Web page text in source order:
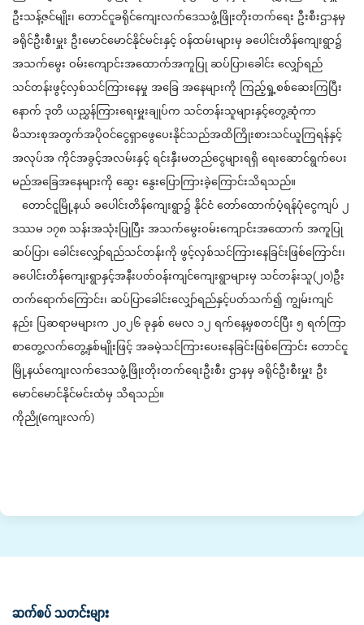
ဦးသန့်ဇင်မျိုး၊ တောင်ငူခရိုင်ကျေးလက်ဒေသဖွံ့ဖြိုးတိုးတက်‌ရေး ဦးစီးဌာနမှ
ခရိုင်ဦးစီးမှူး ဦးမောင်‌မောင်နိုင်မင်းနှင့် ဝန်ထမ်းများမှ ခပေါင်းတိန်ကျေးရွာ၌
အသက်မွေး ဝမ်းကျောင်းအထောက်အကူပြု ဆပ်ပြာ၊ခေါင်း လျှော်ရည်
သင်တန်းဖွင့်လှစ်သင်ကြားနေမှု အခြေ အနေများကို ကြည့်ရှု့စစ်ဆေးကြပြီး
နောက် ဒုတိ ယညွှန်ကြားရေးမှူးချုပ်က သင်တန်းသူများနှင့်တွေ့ဆုံကာ
မိသားစုအတွက်အပိုဝင်ငွေရှာဖွေပေးနိုင်သည်အထိကြိုးစားသင်ယူကြရန်နှင့်
အလုပ်အ ကိုင်အခွင့်အလမ်းနှင့် ရင်းနှီးမတည်ငွေများရရှိ ရေးဆောင်ရွက်ပေး
မည်အခြေအနေများကို ဆွေး နွေးပြောကြားခဲ့ကြောင်းသိရသည်။
တောင်ငူမြို့နယ် ခပေါင်းတိန်ကျေးရွာ၌ နိုင်ငံ တော်ထောက်ပံ့ရန်ပုံငွေကျပ် ၂
ဒဿမ ၁၇၈ သန်းအသုံးပြုပြီး အသက်မွေးဝမ်းကျောင်းအထောက် အကူပြု
ဆပ်ပြာ၊ ခေါင်းလျှော်ရည်သင်တန်းကို ဖွင့်လှစ်သင်ကြားနေခြင်းဖြစ်ကြောင်း၊
ခပေါင်းတိန်ကျေးရွာနှင့်အနီးပတ်ဝန်းကျင်ကျေးရွာများမှ သင်တန်းသူ(၂၀)ဦး
တက်ရောက်ကြောင်း၊ ဆပ်ပြာခေါင်းလျှော်ရည်နှင့်ပတ်သက်၍ ကျွမ်းကျင်
နည်း ပြဆရာမများက ၂၀၂၆ ခုနှစ် မေလ ၁၂ ရက်နေ့မှစတင်ပြီး ၅ ရက်ကြာ
စာတွေ့လက်တွေ့နှစ်မျိုးဖြင့် အခမဲ့သင်ကြား‌ပေးနေခြင်းဖြစ်ကြောင်း တောင်ငူ
မြို့နယ်ကျေးလက်ဒေသဖွံ့ဖြိုးတိုးတက်ရေးဦးစီး ဌာနမှ ခရိုင်ဦးစီးမှူး ဦး
မောင်မောင်နိုင်မင်းထံမှ သိရသည်။
ကိုညို(ကျေးလက်)
ဆက်စပ် သတင်းများ